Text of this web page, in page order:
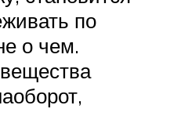
по
о чем.